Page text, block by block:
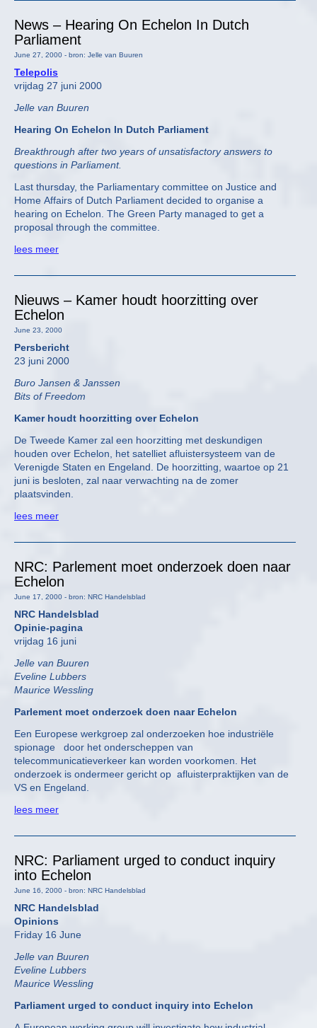
News – Hearing On Echelon In Dutch
Parliament
June 27, 2000 - bron: Jelle van Buuren
Telepolis
vrijdag 27 juni 2000
Jelle van Buuren
Hearing On Echelon In Dutch Parliament
Breakthrough after two years of unsatisfactory answers to
questions in Parliament.
Last thursday, the Parliamentary committee on Justice and
Home Affairs of Dutch Parliament decided to organise a
hearing on Echelon. The Green Party managed to get a
proposal through the committee.
lees meer
Nieuws – Kamer houdt hoorzitting over
Echelon
June 23, 2000
Persbericht
23 juni 2000
Buro Jansen & Janssen
Bits of Freedom
Kamer houdt hoorzitting over Echelon
De Tweede Kamer zal een hoorzitting met deskundigen
houden over Echelon, het satelliet afluistersysteem van de
Verenigde Staten en Engeland. De hoorzitting, waartoe op 21
juni is besloten, zal naar verwachting na de zomer
plaatsvinden.
lees meer
NRC: Parlement moet onderzoek doen naar
Echelon
June 17, 2000 - bron: NRC Handelsblad
NRC Handelsblad
Opinie-pagina
vrijdag 16 juni
Jelle van Buuren
Eveline Lubbers
Maurice Wessling
Parlement moet onderzoek doen naar Echelon
Een Europese werkgroep zal onderzoeken hoe industriële
spionage door het onderscheppen van
telecommunicatieverkeer kan worden voorkomen. Het
onderzoek is ondermeer gericht op afluisterpraktijken van de
VS en Engeland.
lees meer
NRC: Parliament urged to conduct inquiry
into Echelon
June 16, 2000 - bron: NRC Handelsblad
NRC Handelsblad
Opinions
Friday 16 June
Jelle van Buuren
Eveline Lubbers
Maurice Wessling
Parliament urged to conduct inquiry into Echelon